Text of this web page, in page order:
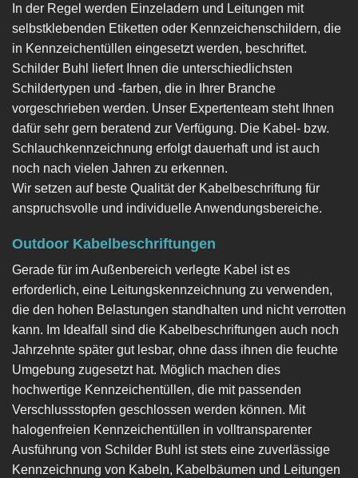
In der Regel werden Einzeladern und Leitungen mit
selbstklebenden Etiketten oder Kennzeichenschildern, die
in Kennzeichentüllen eingesetzt werden, beschriftet.
Schilder Buhl liefert Ihnen die unterschiedlichsten
Schildertypen und -farben, die in Ihrer Branche
vorgeschrieben werden. Unser Expertenteam steht Ihnen
dafür sehr gern beratend zur Verfügung. Die Kabel- bzw.
Schlauchkennzeichnung erfolgt dauerhaft und ist auch
noch nach vielen Jahren zu erkennen.
Wir setzen auf beste Qualität der Kabelbeschriftung für
anspruchsvolle und individuelle Anwendungsbereiche.
Outdoor Kabelbeschriftungen
Gerade für im Außenbereich verlegte Kabel ist es
erforderlich, eine Leitungskennzeichnung zu verwenden,
die den hohen Belastungen standhalten und nicht verrotten
kann. Im Idealfall sind die Kabelbeschriftungen auch noch
Jahrzehnte später gut lesbar, ohne dass ihnen die feuchte
Umgebung zugesetzt hat. Möglich machen dies
hochwertige Kennzeichentüllen, die mit passenden
Verschlussstopfen geschlossen werden können. Mit
halogenfreien Kennzeichentüllen in volltransparenter
Ausführung von Schilder Buhl ist stets eine zuverlässige
Kennzeichnung von Kabeln, Kabelbäumen und Leitungen